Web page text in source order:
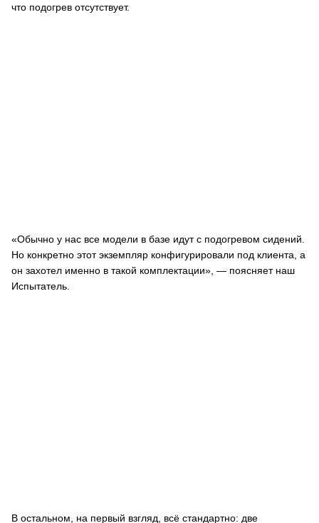
что подогрев отсутствует.
«Обычно у нас все модели в базе идут с подогревом сидений.
Но конкретно этот экземпляр конфигурировали под клиента, а
он захотел именно в такой комплектации», — поясняет наш
Испытатель.
В остальном, на первый взгляд, всё стандартно: две